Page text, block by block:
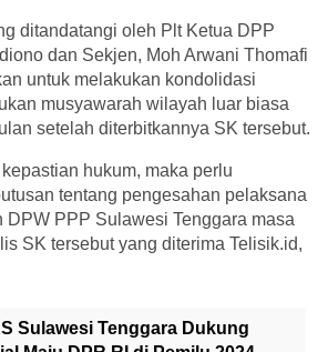
ditandatangi oleh Plt Ketua DPP
dan Sekjen, Moh Arwani Thomafi
untuk melakukan kondolidasi
musyawarah wilayah luar biasa
setelah diterbitkannya SK tersebut.
hukum, maka perlu
tentang pengesahan pelaksana
DPW PPP Sulawesi Tenggara masa
SK tersebut yang diterima Telisik.id,
Sulawesi Tenggara Dukung